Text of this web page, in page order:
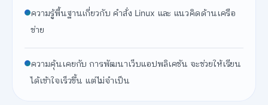
ความรู้พื้นฐานเกี่ยวกับ คำสั่ง Linux และ แนวคิดด้านเครือ
ข่าย
ความคุ้นเคยกับ การพัฒนาเว็บแอปพลิเคชัน จะช่วยให้เรียน
ได้เข้าใจเร็วขึ้น แต่ไม่จำเป็น